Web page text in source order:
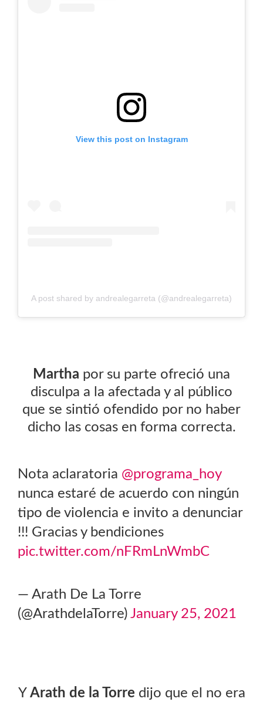
View this post on Instagram
A post shared by andrealegarreta (@andrealegarreta)
Martha por su parte ofreció una
disculpa a la afectada y al público
que se sintió ofendido por no haber
dicho las cosas en forma correcta.
Nota aclaratoria @programa_hoy
nunca estaré de acuerdo con ningún
tipo de violencia e invito a denunciar
!!! Gracias y bendiciones
pic.twitter.com/nFRmLnWmbC
— Arath De La Torre
(@ArathdelaTorre) January 25, 2021
Y Arath de la Torre dijo que el no era